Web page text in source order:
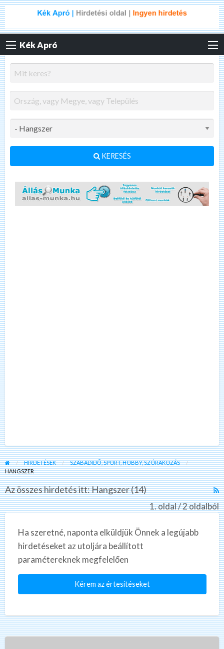
Kék Apró
KERESÉS
HIRDETÉSEK
SZABADIDŐ, SPORT, HOBBY, SZÓRAKOZÁS
HANGSZER
Az összes hirdetés itt: Hangszer (14)
1. oldal / 2 oldalból
Ha szeretné, naponta elküldjük Önnek a legújabb
hirdetéseket az utoljára beállított
paramétereknek megfelelően
Kérem az értesítéseket
Yamaha